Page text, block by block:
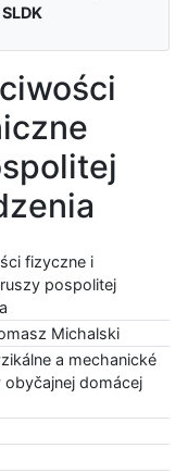
fizyczne i
pospolitej
Michalski
a mechanické
domácej